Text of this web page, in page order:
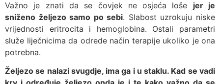
Važno je znati da se čovjek ne osjeća loše jer je
sniženo željezo samo po sebi. Slabost uzrokuju niske
vrijednosti eritrocita i hemoglobina. Ostali parametri
služe liječnicima da odrede način terapije ukoliko je ona
potrebna.
Željezo se nalazi svugdje, ima ga i u staklu. Kad se vadi